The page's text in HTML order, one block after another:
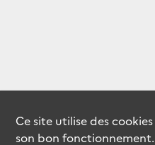
Ce site utilise descookies
son bon